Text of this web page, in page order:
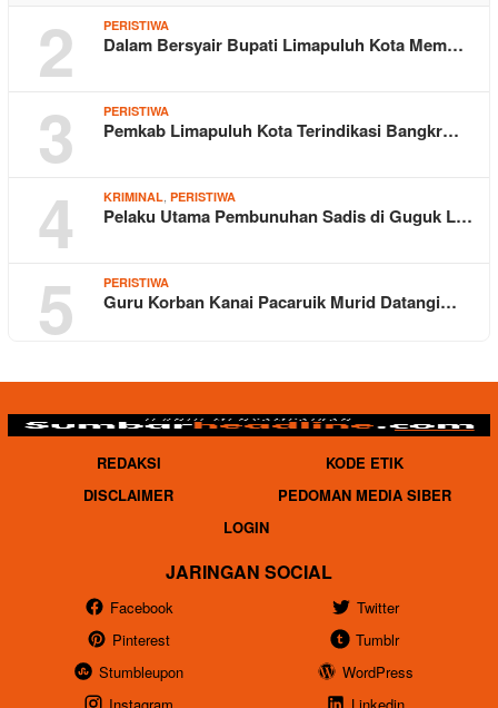
2 PERISTIWA
Dalam Bersyair Bupati Limapuluh Kota Mem…
3 PERISTIWA
Pemkab Limapuluh Kota Terindikasi Bangkr…
4 KRIMINAL PERISTIWA
Pelaku Utama Pembunuhan Sadis di Guguk L…
5 PERISTIWA
Guru Korban Kanai Pacaruik Murid Datangi…
REDAKSI
KODE ETIK
DISCLAIMER
PEDOMAN MEDIA SIBER
LOGIN
JARINGAN SOCIAL
Facebook
Twitter
Pinterest
Tumblr
Stumbleupon
WordPress
Instagram
Linkedin